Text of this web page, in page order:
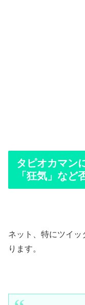
タピオカマン
「狂気」など
ネット、特にツイ
ります。